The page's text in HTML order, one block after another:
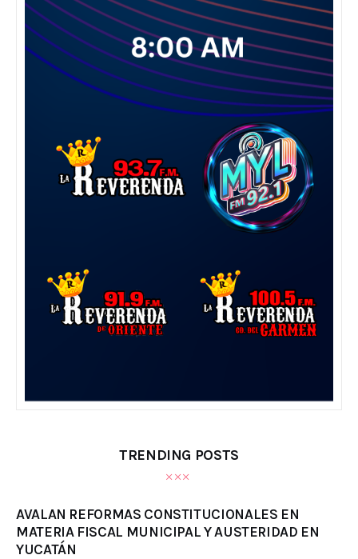
TRENDING POSTS
AVALAN REFORMAS CONSTITUCIONALES EN
MATERIA FISCAL MUNICIPAL Y AUSTERIDAD EN
YUCATÁN